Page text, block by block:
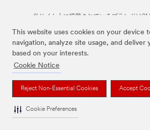
This website uses cookies on your device
navigation, analyze site usage, and deliver
based on your interests.
Cookie Notice
Reject Non-Essential Cookies Accept
Cookie Preferences
当サイト上に掲載されているブランドは